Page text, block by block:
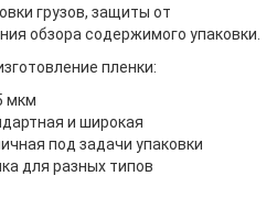
грузов, защиты от
обзора содержимого упаковки.
пленки:
мкм
и широкая
под задачи упаковки
для разных типов